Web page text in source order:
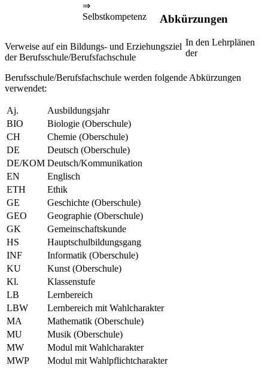
⇒
Selbstkompetenz
Verweise auf ein Bildungs- und Erziehungsziel
der Berufsschule/Berufsfachschule
Abkürzungen
In den Lehrplänen
der
Berufsschule/Berufsfachschule werden folgende Abkürzungen
verwendet:
Aj.
Ausbildungsjahr
BIO
Biologie (Oberschule)
CH
Chemie (Oberschule)
DE
Deutsch (Oberschule)
DE/KOM Deutsch/Kommunikation
EN
Englisch
ETH
Ethik
GE
Geschichte (Oberschule)
GEO
Geographie (Oberschule)
GK
Gemeinschaftskunde
HS
Hauptschulbildungsgang
INF
Informatik (Oberschule)
KU
Kunst (Oberschule)
Kl.
Klassenstufe
LB
Lernbereich
LBW
Lernbereich mit Wahlcharakter
MA
Mathematik (Oberschule)
MU
Musik (Oberschule)
MW
Modul mit Wahlcharakter
MWP
Modul mit Wahlpflichtcharakter